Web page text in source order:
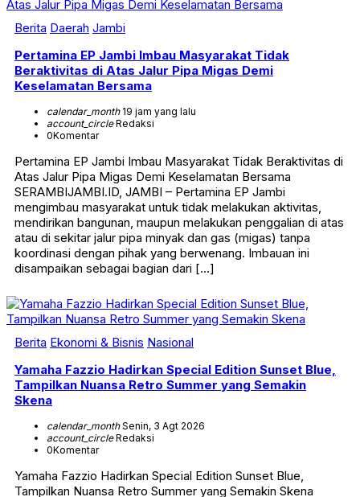
Berita Daerah Jambi
Pertamina EP Jambi Imbau Masyarakat Tidak
Beraktivitas di Atas Jalur Pipa Migas Demi
Keselamatan Bersama
calendar_month19 jam yang lalu
account_circleRedaksi
0Komentar
Pertamina EP Jambi Imbau Masyarakat Tidak Beraktivitas di
Atas Jalur Pipa Migas Demi Keselamatan Bersama
SERAMBIJAMBI.ID, JAMBI – Pertamina EP Jambi
mengimbau masyarakat untuk tidak melakukan aktivitas,
mendirikan bangunan, maupun melakukan penggalian di atas
atau di sekitar jalur pipa minyak dan gas (migas) tanpa
koordinasi dengan pihak yang berwenang. Imbauan ini
disampaikan sebagai bagian dari […]
Berita Ekonomi & Bisnis Nasional
Yamaha Fazzio Hadirkan Special Edition Sunset Blue,
Tampilkan Nuansa Retro Summer yang Semakin
Skena
calendar_monthSenin, 3 Agt 2026
account_circleRedaksi
0Komentar
Yamaha Fazzio Hadirkan Special Edition Sunset Blue,
Tampilkan Nuansa Retro Summer yang Semakin Skena